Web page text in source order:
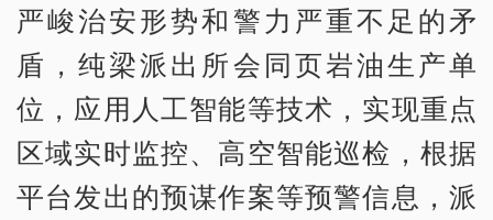
严峻治安形势和警力严重不足的矛
盾，纯梁派出所会同页岩油生产单
位，应用人工智能等技术，实现重点
区域实时监控、高空智能巡检，根据
平台发出的预谋作案等预警信息，派